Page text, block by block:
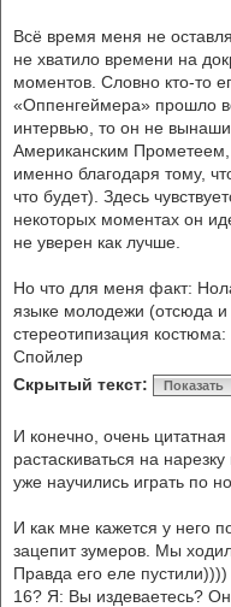
Всё время меня не
не хватило времени на
моментов. Словно кто-то
«Оппенгеймера» прошло
интервью, то он не
Американским
именно благодаря тому,
что будет). Здесь
некоторых моментах он
не уверен как лучше.
Но что для меня факт:
языке молодежи (отсюда и
стереотипизация
Спойлер
Скрытый текст:
Показать
И конечно, очень
растаскиваться на
уже научились играть по
И как мне кажется у него
зацепит зумеров. Мы
Правда его еле
16? Я: Вы издеваетесь?